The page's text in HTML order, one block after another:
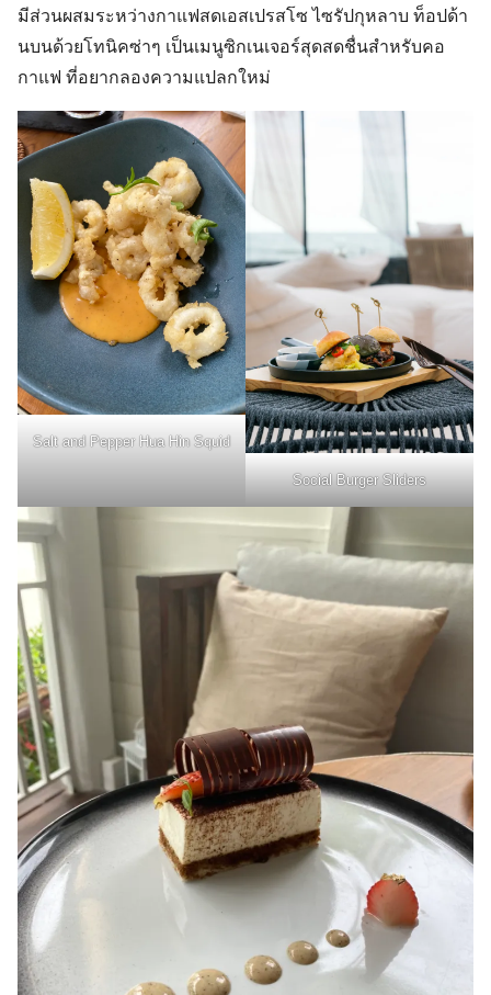
มีส่วนผสมระหว่างกาแฟสดเอสเปรสโซ ไซรัปกุหลาบ ท็อปด้า
นบนด้วยโทนิคซ่าๆ เป็นเมนูซิกเนเจอร์สุดสดชื่นสำหรับคอ
กาแฟ ที่อยากลองความแปลกใหม่
Salt and Pepper Hua Hin Squid
Social Burger Sliders